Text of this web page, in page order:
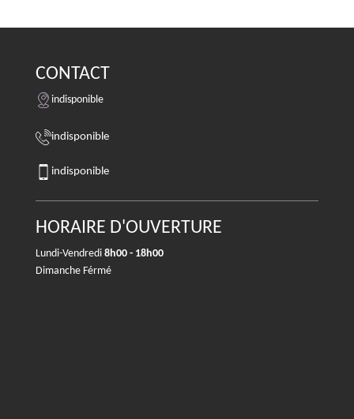
CONTACT
indisponible
indisponible
indisponible
HORAIRE D'OUVERTURE
Lundi-Vendredi 8h00 - 18h00
Dimanche Férmé